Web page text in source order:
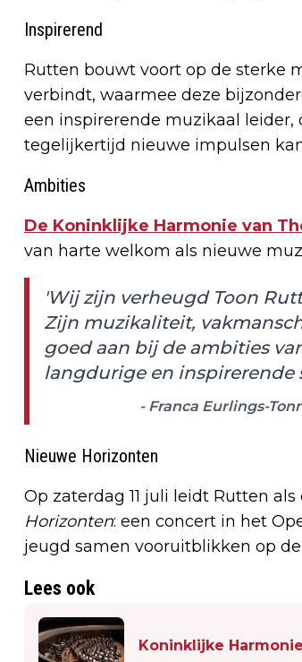
Inspirerend
Rutten bouwt voort op de sterke
verbindt, waarmee deze
een inspirerende muzikaal
tegelijkertijd nieuwe impulsen
Ambities
De Koninklijke Harmonie van
van harte welkom als nieuwe
'Wij zijn verheugd Toon
Zijn muzikaliteit,
goed aan bij de ambities
langdurige en inspirerende
- Franca Eurlings-
Nieuwe Horizonten
Op zaterdag 11 juli leidt Rutten
Horizonten: een concert in het
jeugd samen vooruitblikken op
Lees ook
Koninklijke